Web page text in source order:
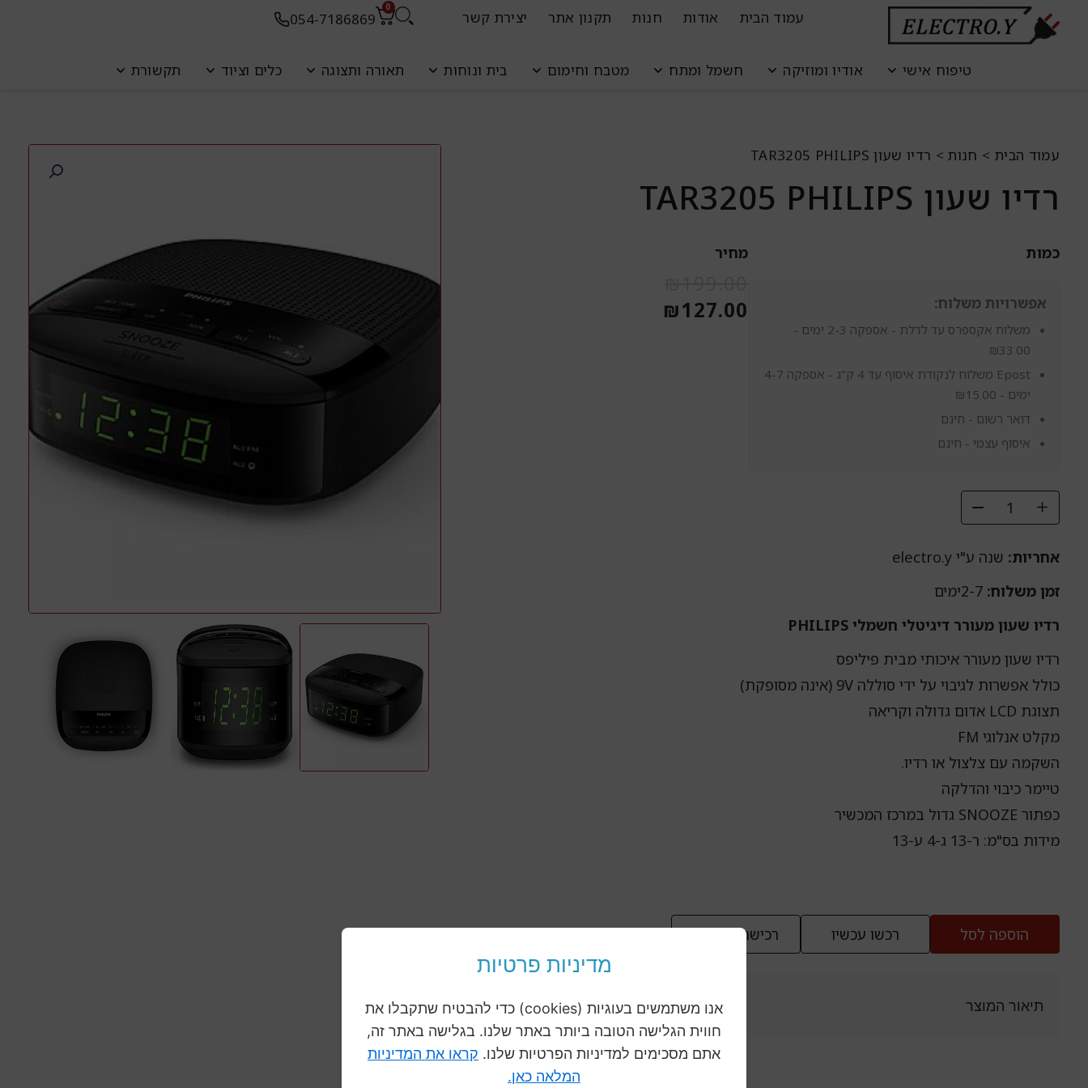
עמוד הבית אודות חנות תקנון אתר יצירת קשר
0
054-7186869
טיפוח אישי אודיו ומוזיקה חשמל ומתח מטבח וחימום בית ונוחות תאורה ותצוגה כלים וציוד תקשורת
עמוד הבית > חנות> רדיו שעון TAR3205 PHILIPS
רדיו שעון TAR3205 PHILIPS
כמות
אפשרויות משלוח:
משלוח אקספרס עד לדלת - אספקה 2-3 ימים -
₪33.00
Epost משלוח לנקודת איסוף עד 4 ק"ג - אספקה 4-7
ימים -
₪15.00
דואר רשום - חינם
איסוף עצמי - חינם
רדיו
שעון
מחיר
₪127.00
אחריות: שנה ע"י electro.y
זמן משלוח:2-7ימים
רדיו שעון מעורר דיגיטלי חשמלי PHILIPS
רדיו שעון מעורר איכותי מבית פיליפס
כולל אפשרות לגיבוי על ידי סוללה 9V (אינה מסופקת)
תצוגת LCD אדום גדולה וקריאה
מקלט אנלוגי FM
השקמה עם צלצול או רדיו.
טיימר כיבוי והדלקה
כפתור SNOOZE גדול במרכז המכשיר
מידות בס"מ: ר-13 ג-4 ע-13
הוספה לסל רכשו עכשיו רכישה בטלפון
תיאור המוצר
מדיניות פרטיות
אנו משתמשים בעוגיות (cookies) כדי להבטיח שתקבלו את
חווית הגלישה הטובה ביותר באתר שלנו. בגלישה באתר זה,
אתם מסכימים למדיניות הפרטיות שלנו. קראו את המדיניות
המלאה כאן.